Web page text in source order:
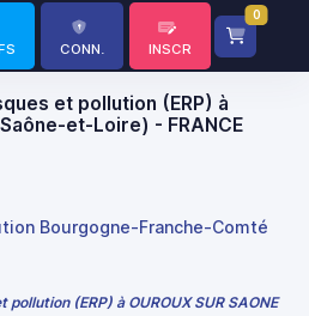
CONN. INSCR
0
et pollution (ERP) à
et-Loire) - FRANCE
Bourgogne-Franche-Comté
(ERP) à OUROUX SUR SAONE